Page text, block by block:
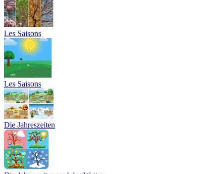
Les Saisons
Les Saisons
Die Jahreszeiten